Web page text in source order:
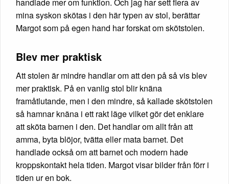
handlade mer om funktion. Och jag har sett flera av
mina syskon skötas i den här typen av stol, berättar
Margot som på egen hand har forskat om skötstolen.
Blev mer praktisk
Att stolen är mindre handlar om att den på så vis blev
mer praktisk. På en vanlig stol blir knäna
framåtlutande, men i den mindre, så kallade skötstolen
så hamnar knäna i ett rakt läge vilket gör det enklare
att sköta barnen i den. Det handlar om allt från att
amma, byta blöjor, tvätta eller mata barnet. Det
handlade också om att barnet och modern hade
kroppskontakt hela tiden. Margot visar bilder från förr i
tiden ur en bok.